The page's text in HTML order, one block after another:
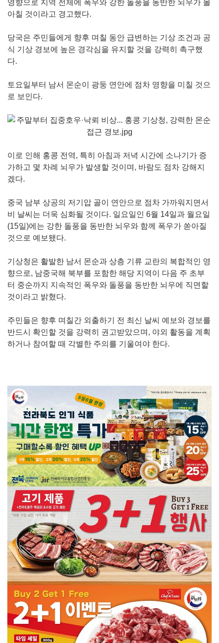
영향으로 지역 전체에 폭우와 강한 돌풍을 동반한 뇌우가 몰
아칠 것이라고 경고했다.
당국은 주민들에게 향후 며칠 동안 급변하는 기상 조건과 공
식 기상 경보에 높은 경각심을 유지할 것을 강력히 촉구했
다.
토요일부터 남서 몬순이 광둥 연안에 점차 영향을 미칠 것으
로 보인다.
이로 인해 홍콩 전역, 특히 아침과 저녁 시간에 소나기가 증
가하고 몇 차례 뇌우가 발생할 것이며, 바람도 점차 강해지
겠다.
중국 남부 상공의 저기압 골이 연안으로 점차 가까워지면서
비 날씨는 더욱 심화될 것이다. 일요일인 6월 14일과 월요일
(15일)에는 강한 돌풍을 동반한 뇌우와 함께 폭우가 쏟아질
것으로 예보됐다.
기상청은 활발한 남서 몬순과 상층 기류 교란의 복합적인 영
향으로, 남중국해 북부를 포함한 해당 지역이 다음 주 초부
터 중순까지 지속적인 폭우와 돌풍을 동반한 뇌우에 직면할
것이라고 밝혔다.
주민들은 향후 며칠간 외출하기 전 최신 날씨 예보와 경보를
반드시 확인할 것을 강력히 권고받았으며, 야외 활동을 계획
하거나 참여할 때 각별한 주의를 기울여야 한다.